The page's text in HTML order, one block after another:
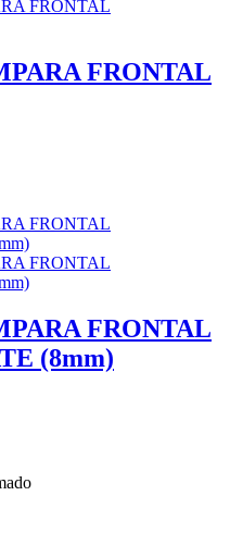
FRONTAL
FRONTAL
(8mm)